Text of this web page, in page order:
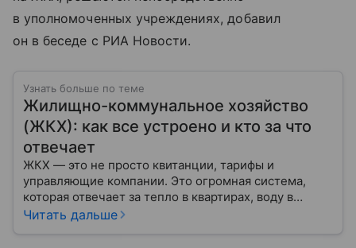
в уполномоченных учреждениях, добавил
он в беседе с РИА Новости.
Узнать больше по теме
Жилищно-коммунальное хозяйство
(ЖКХ): как все устроено и кто за что
отвечает
ЖКХ — это не просто квитанции, тарифы и
управляющие компании. Это огромная система,
которая отвечает за тепло в квартирах, воду в
кране, освещение улиц и чистоту во дворах.
Читать дальше